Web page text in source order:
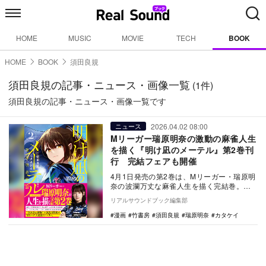
HOME MUSIC MOVIE TECH BOOK
HOME BOOK 須田良規
須田良規の記事・ニュース・画像一覧 (1件)
須田良規の記事・ニュース・画像一覧です
ニュース 2026.04.02 08:00
Mリーガー瑞原明奈の激動の麻雀人生
を描く『明け凪のメーテル』第2巻刊
行 完結フェアも開催
4月1日発売の第2巻は、Mリーガー・瑞原明
奈の波瀾万丈な麻雀人生を描く完結巻。チ
ーム優勝やMVP獲得の裏側を綴る。
リアルサウンドブック編集部
漫画
竹書房 須田良規 瑞原明奈 カタケイ